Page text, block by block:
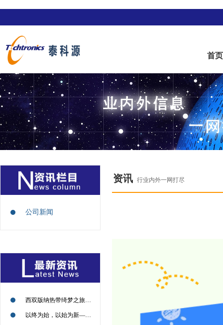
首页
公司新闻
西双版纳热带绮梦之旅——记2024年09月13日
以终为始，以始为新——记2024年09月11日
资讯 行业内外一网打尽